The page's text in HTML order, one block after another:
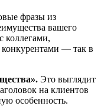
фразы из
вашего
коллегами,
конкурентами — так в
Это выглядит
на клиентов
особенность.